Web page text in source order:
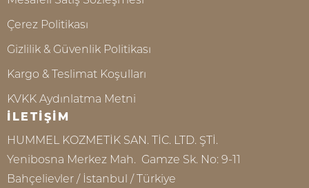
Çerez Politikası
Gizlilik & Güvenlik Politikası
Kargo & Teslimat Koşulları
KVKK Aydınlatma Metni
İLETİŞİM
HUMMEL KOZMETİK SAN. TİC. LTD. ŞTİ.
Yenibosna Merkez Mah. Gamze Sk. No: 9-11
Bahçelievler / İstanbul / Türkiye